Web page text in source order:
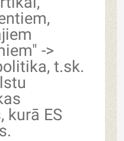
->
t.sk.
kurā ES